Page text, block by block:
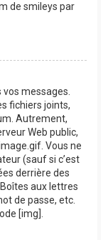
de smileys par
vos messages.
fichiers joints,
Autrement,
Web public,
Vous ne
(sauf si c’est
derrière des
aux lettres
de passe, etc.
[img].